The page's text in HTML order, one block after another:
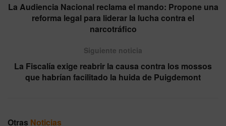
La Audiencia Nacional reclama el mando: Propone una
reforma legal para liderar la lucha contra el
narcotráfico
Siguiente noticia
La Fiscalía exige reabrir la causa contra los mossos
que habrían facilitado la huida de Puigdemont
Otras Noticias